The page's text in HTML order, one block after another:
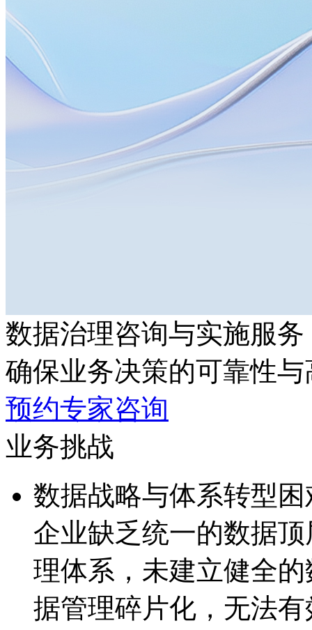
数据治理咨询与实施服务
确保业务决策的可靠性与
预约专家咨询
业务挑战
数据战略与体系转型困
企业缺乏统一的数据
理体系，未建立健全
据管理碎片化，无